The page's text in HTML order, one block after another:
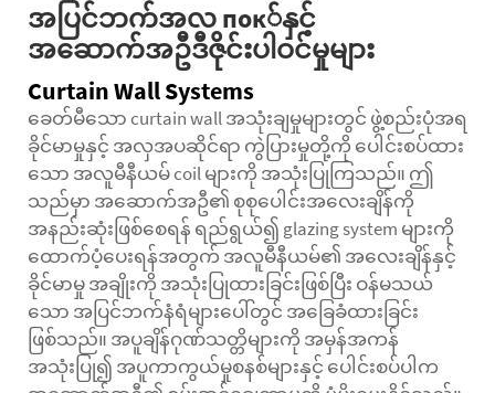
အပြင်ဘက်အလ пок်နှင့်
အဆောက်အဦဒီဇိုင်းပါဝင်မှုများ
Curtain Wall Systems
ခေတ်မီသော curtain wall အသုံးချမှုများတွင် ဖွဲ့စည်းပုံအရ
ခိုင်မာမှုနှင့် အလှအပဆိုင်ရာ ကွဲပြားမှုတို့ကို ပေါင်းစပ်ထား
သော အလူမီနီယမ် coil များကို အသုံးပြုကြသည်။ ဤ
သည်မှာ အဆောက်အဦ၏ စုစုပေါင်းအလေးချိန်ကို
အနည်းဆုံးဖြစ်စေရန် ရည်ရွယ်၍ glazing system များကို
ထောက်ပံ့ပေးရန်အတွက် အလူမီနီယမ်၏ အလေးချိန်နှင့်
ခိုင်မာမှု အချိုးကို အသုံးပြုထားခြင်းဖြစ်ပြီး ဝန်မသယ်
သော အပြင်ဘက်နံရံများပေါ်တွင် အခြေခံထားခြင်း
ဖြစ်သည်။ အပူချိန်ဂုဏ်သတ္တိများကို အမှန်အကန်
အသုံးပြု၍ အပူကာကွယ်မှုစနစ်များနှင့် ပေါင်းစပ်ပါက